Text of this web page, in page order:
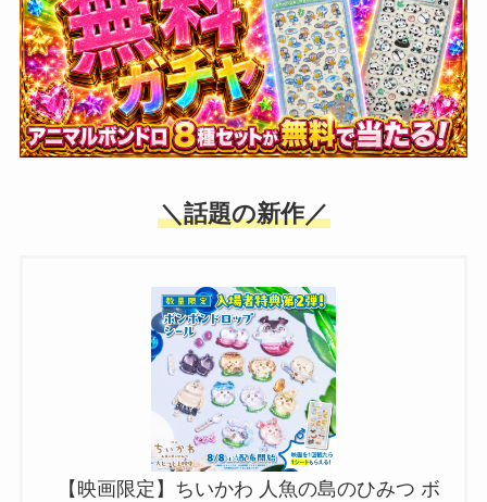
＼話題の新作／
【映画限定】ちいかわ 人魚の島のひみつ ボ